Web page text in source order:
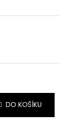
DO KOŠÍKU